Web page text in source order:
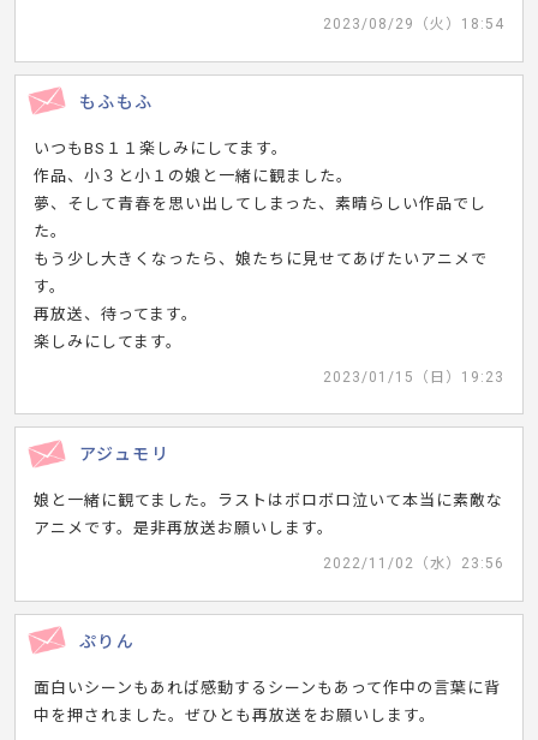
2023/08/29（火）18:54
もふもふ
いつもBS１１楽しみにしてます。
作品、小３と小１の娘と一緒に観ました。
夢、そして青春を思い出してしまった、素晴らしい作品でし
た。
もう少し大きくなったら、娘たちに見せてあげたいアニメで
す。
再放送、待ってます。
楽しみにしてます。
2023/01/15（日）19:23
アジュモリ
娘と一緒に観てました。ラストはボロボロ泣いて本当に素敵な
アニメです。是非再放送お願いします。
2022/11/02（水）23:56
ぷりん
面白いシーンもあれば感動するシーンもあって作中の言葉に背
中を押されました。ぜひとも再放送をお願いします。